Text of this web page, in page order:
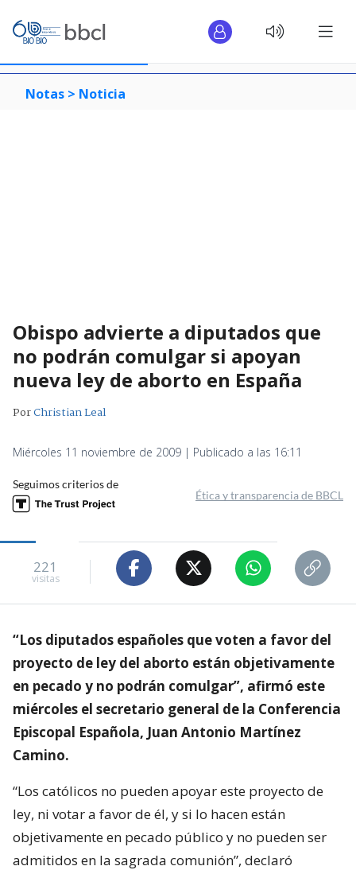
Notas > Noticia
Obispo advierte a diputados que
no podrán comulgar si apoyan
nueva ley de aborto en España
PorChristian Leal
Miércoles 11 noviembre de 2009 | Publicado a las 16:11
Seguimos criterios de
Ética y transparencia de BBCL
221
visitas
“Los diputados españoles que voten a favor del
proyecto de ley del aborto están objetivamente
en pecado y no podrán comulgar”, afirmó este
miércoles el secretario general de la Conferencia
Episcopal Española, Juan Antonio Martínez
Camino.
“Los católicos no pueden apoyar este proyecto de
ley, ni votar a favor de él, y si lo hacen están
objetivamente en pecado público y no pueden ser
admitidos en la sagrada comunión”, declaró